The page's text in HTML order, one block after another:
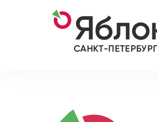
САНКТ-ПЕТЕРБУРГ